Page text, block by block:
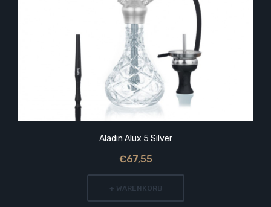
Aladin Alux 5 Silver
€67,55
+ WARENKORB